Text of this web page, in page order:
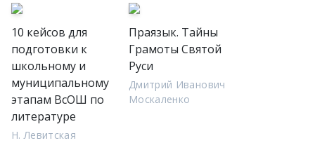
10 кейсов для
подготовки к
школьному и
муниципальному
этапам ВсОШ по
литературе
Н. Левитская
Праязык. Тайны
Грамоты Святой
Руси
Дмитрий Иванович
Москаленко